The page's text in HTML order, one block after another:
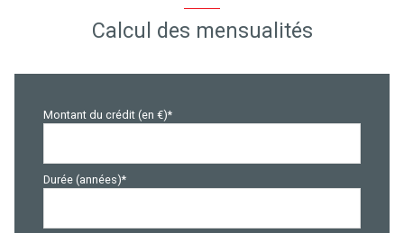
Calcul des mensualités
Montant du crédit (en €)*
Durée (années)*